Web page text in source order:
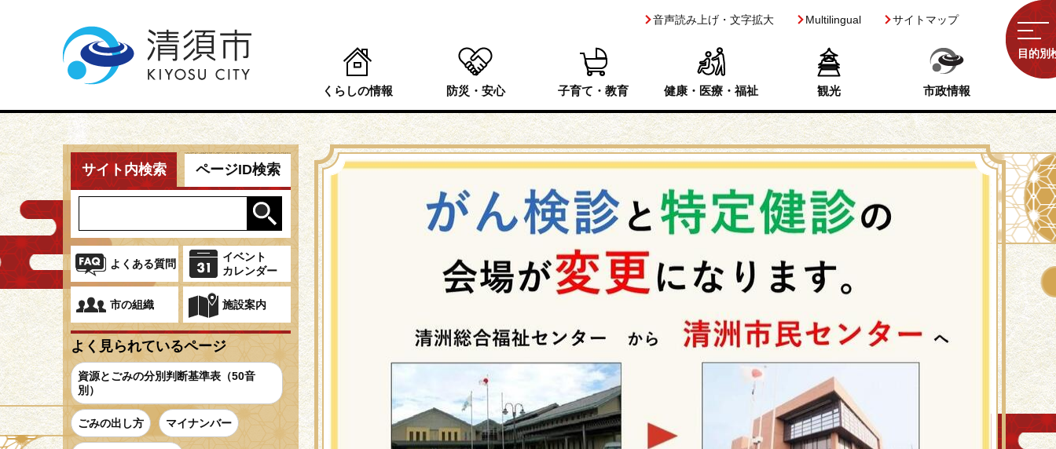
の
先
頭
で
す
音声読み上げ・文字拡大 Multilingual サイトマップ
くらしの情報 防災・安心 子育て・教育 健康・医療・福祉 観光 市政情報
目的別
本
文
こ
こ
か
ら
検
索
サイト内検索 ページID検索
よくある質問
イベント
カレンダー
市の組織 施設案内
よく見られているページ
資源とごみの分別判断基準表（50音
別）
ごみの出し方 マイナンバー